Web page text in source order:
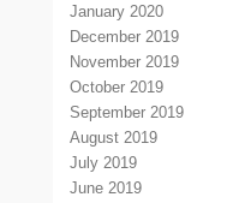
January 2020
December 2019
November 2019
October 2019
September 2019
August 2019
July 2019
June 2019